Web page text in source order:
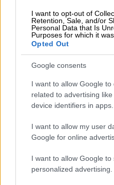
I want to opt-out of
Retention, Sale, and/or
Personal Data that Is
Purposes for which it
Opted Out
Google consents
I want to allow Google to
related to advertising
device identifiers in apps.
I want to allow my user
Google for online
I want to allow Google to
personalized advertising.
Στη συνέχεια, ο
στο πλατό τη Σάρα, η
εκείνο που την έχει
στον Χρήστο είναι
να ζει τη στιγμή και
η ίδια είναι πολύ